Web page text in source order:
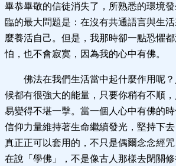
畢恭畢敬的信徒消失了，所熟悉的環境
臨的最大問題是：在沒有共通語言與生
麼養活自己。但是，我那時卻一點恐懼
怕，也不會寂寞，因為我的心中有佛。
佛法在我們生活當中起什麼作用呢
候都有很強大的能量，只要你稍有不順
易變得不堪一擊。當一個人心中有佛的
信仰力量維持著生命繼續發光，堅持下
真正正可以套用的，不只是偶爾念念經
在說「學佛」，不是像古人那樣去閉關